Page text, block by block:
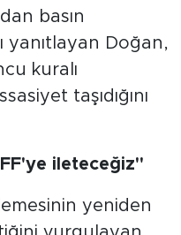
basın
yanıtlayan Doğan,
kuralı
taşıdığını
ileteceğiz"
yeniden